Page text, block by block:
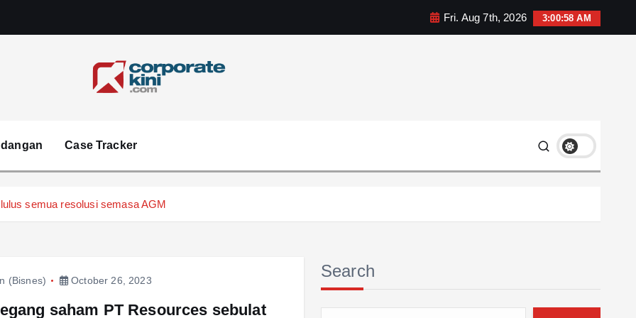
Fri. Aug 7th, 2026 3:00:59 AM
Case Tracker
semua resolusi semasa AGM
(Bisnes) October 26, 2023
saham PT Resources sebulat
Search